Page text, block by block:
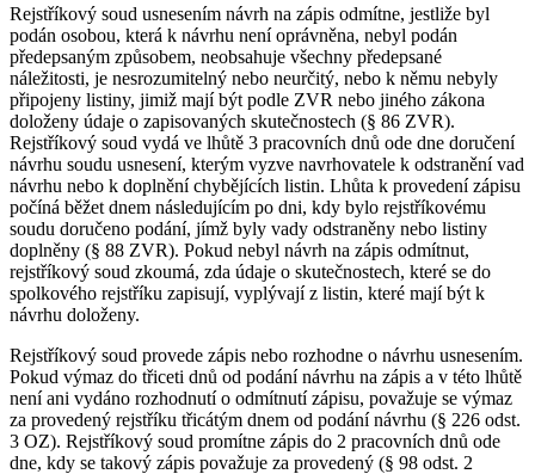
Rejstříkový soud usnesením návrh na zápis odmítne, jestliže byl
podán osobou, která k návrhu není oprávněna, nebyl podán
předepsaným způsobem, neobsahuje všechny předepsané
náležitosti, je nesrozumitelný nebo neurčitý, nebo k němu nebyly
připojeny listiny, jimiž mají být podle ZVR nebo jiného zákona
doloženy údaje o zapisovaných skutečnostech (§ 86 ZVR).
Rejstříkový soud vydá ve lhůtě 3 pracovních dnů ode dne doručení
návrhu soudu usnesení, kterým vyzve navrhovatele k odstranění vad
návrhu nebo k doplnění chybějících listin. Lhůta k provedení zápisu
počíná běžet dnem následujícím po dni, kdy bylo rejstříkovému
soudu doručeno podání, jímž byly vady odstraněny nebo listiny
doplněny (§ 88 ZVR). Pokud nebyl návrh na zápis odmítnut,
rejstříkový soud zkoumá, zda údaje o skutečnostech, které se do
spolkového rejstříku zapisují, vyplývají z listin, které mají být k
návrhu doloženy.
Rejstříkový soud provede zápis nebo rozhodne o návrhu usnesením.
Pokud výmaz do třiceti dnů od podání návrhu na zápis a v této lhůtě
není ani vydáno rozhodnutí o odmítnutí zápisu, považuje se výmaz
za provedený rejstříku třicátým dnem od podání návrhu (§ 226 odst.
3 OZ). Rejstříkový soud promítne zápis do 2 pracovních dnů ode
dne, kdy se takový zápis považuje za provedený (§ 98 odst. 2